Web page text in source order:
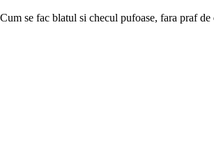
Cum se fac blatul si checul pufoase, fara praf de